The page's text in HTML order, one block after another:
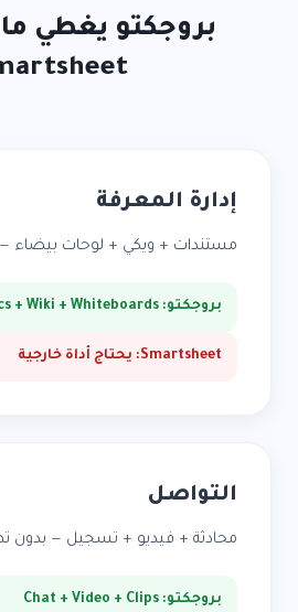
بروجكتو يغطي
إدارة المعرفة
مستندات + ويكي + لوحات
بروجكتو: Docs + Wiki + Whiteboards
Smartsheet: يحتاج أداة خارجية
التواصل
محادثة + فيديو + تسجيل — بدون
بروجكتو: Chat + Video + Clips